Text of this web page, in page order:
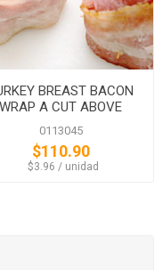
BREAST BACON
WRAP A CUT ABOVE
0113045
$110.90
‏‏‎ ‎‏‏‎ ‎$3.96 / unidad